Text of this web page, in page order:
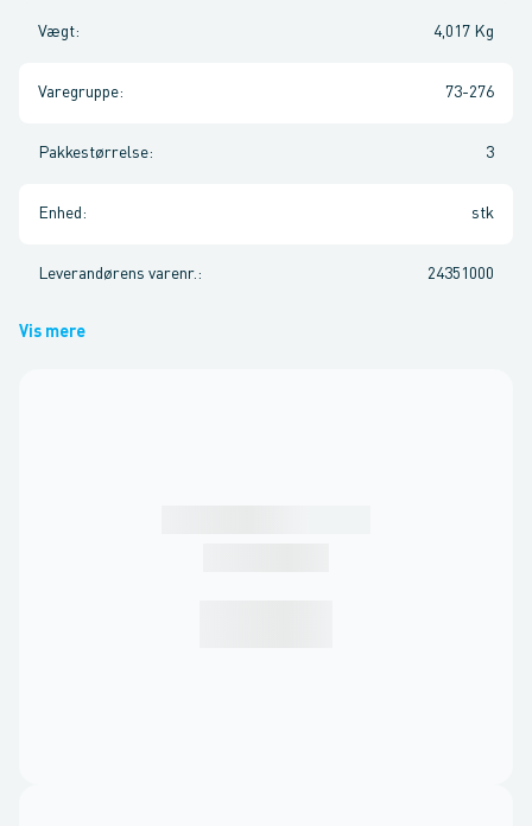
Vægt: 4,017 Kg
Varegruppe: 73-276
Pakkestørrelse: 3
Enhed : stk
Leverandørens varenr. : 24351000
Vis mere